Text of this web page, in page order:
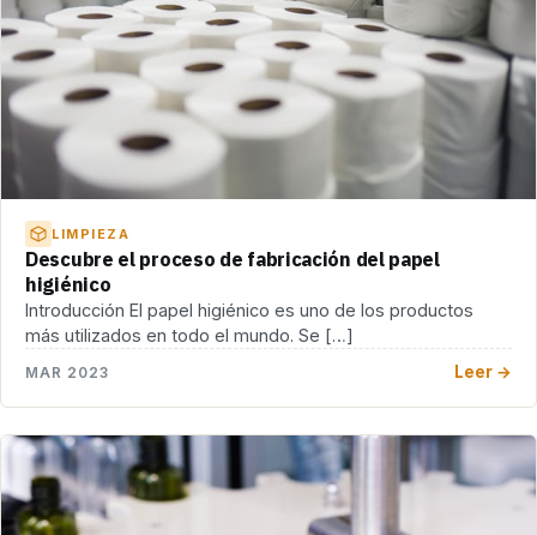
LIMPIEZA
Descubre el proceso de fabricación del papel
higiénico
Introducción El papel higiénico es uno de los productos
más utilizados en todo el mundo. Se […]
MAR 2023 Leer →